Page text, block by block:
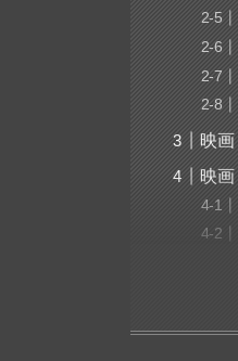
映
映